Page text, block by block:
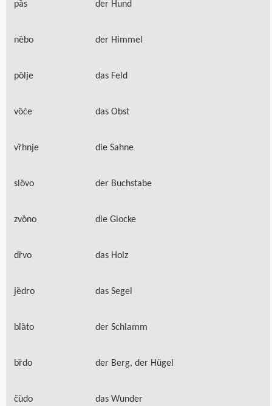
pȁs der Hund
nȅbo der Himmel
pȍlje das Feld
vȍće das Obst
vȑhnje die Sahne
slȍvo der Buchstabe
zvȍno die Glocke
dȑvo das Holz
jȅdro das Segel
blȁto der Schlamm
bȑdo der Berg, der Hügel
čȕdo das Wunder